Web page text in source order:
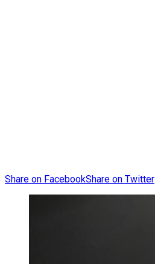
Share on FacebookShare on Twitter